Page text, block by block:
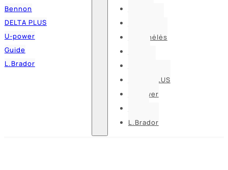
Bennon
DELTA PLUS
U-power
Guide
L.Brador
Vaistinėlės
DELTA PLUS
U-power
L.Brador